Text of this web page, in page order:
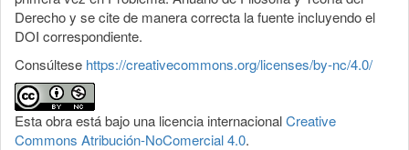
Derecho y se cite de manera correcta la fuente incluyendo el
DOI correspondiente.
Consúltese https://creativecommons.org/licenses/by-nc/4.0/
Esta obra está bajo una licencia internacionalCreative
Commons Atribución-NoComercial 4.0.